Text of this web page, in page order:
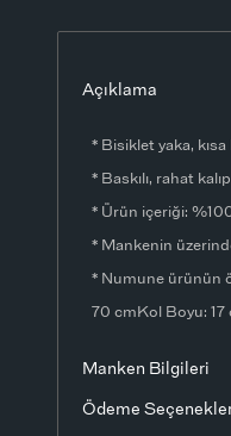
Açıklama
* Bisiklet yaka, kısa
* Baskılı, rahat
* Ürün içeriği:
* Mankenin
* Numune ürünün
70 cmKol Boyu:
* Ürün fotoğrafları
çekilmiştir. Işık ve
Manken Bilgileri
Ödeme